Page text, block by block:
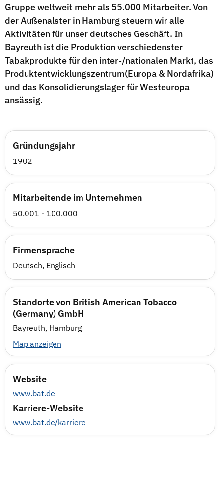
Gruppe weltweit mehr als 55.000 Mitarbeiter. Von
der Außenalster in Hamburg steuern wir alle
Aktivitäten für unser deutsches Geschäft. In
Bayreuth ist die Produktion verschiedenster
Tabakprodukte für den inter-/nationalen Markt, das
Produktentwicklungszentrum(Europa & Nordafrika)
und das Konsolidierungslager für Westeuropa
ansässig.
Gründungsjahr
1902
Mitarbeitende im Unternehmen
50.001 - 100.000
Firmensprache
Deutsch, Englisch
Standorte von British American Tobacco
(Germany) GmbH
Bayreuth, Hamburg
Map anzeigen
Website
www.bat.de
Karriere-Website
www.bat.de/karriere